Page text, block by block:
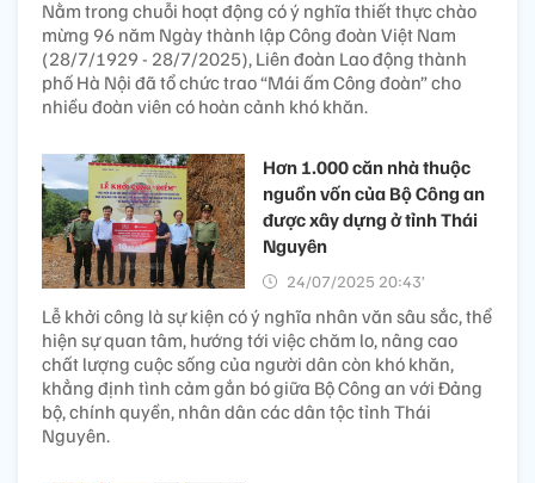
Nằm trong chuỗi hoạt động có ý nghĩa thiết thực chào
mừng 96 năm Ngày thành lập Công đoàn Việt Nam
(28/7/1929 - 28/7/2025), Liên đoàn Lao động thành
phố Hà Nội đã tổ chức trao “Mái ấm Công đoàn” cho
nhiều đoàn viên có hoàn cảnh khó khăn.
Hơn 1.000 căn nhà thuộc
nguồn vốn của Bộ Công an
được xây dựng ở tỉnh Thái
Nguyên
24/07/2025 20:43’
Lễ khởi công là sự kiện có ý nghĩa nhân văn sâu sắc, thể
hiện sự quan tâm, hướng tới việc chăm lo, nâng cao
chất lượng cuộc sống của người dân còn khó khăn,
khẳng định tình cảm gắn bó giữa Bộ Công an với Đảng
bộ, chính quyền, nhân dân các dân tộc tỉnh Thái
Nguyên.